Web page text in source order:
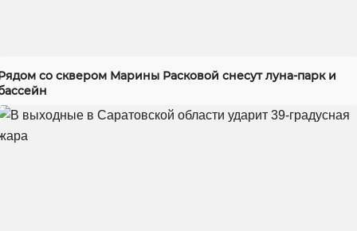
со сквером Марины Расковой снесут луна-парк и